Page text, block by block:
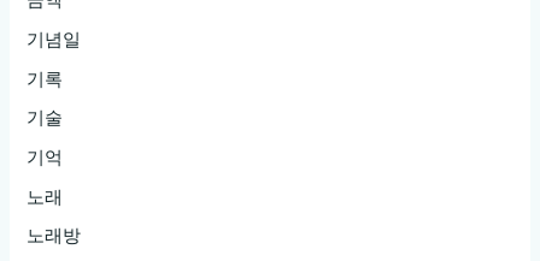
기념일
기록
기술
기억
노래
노래방